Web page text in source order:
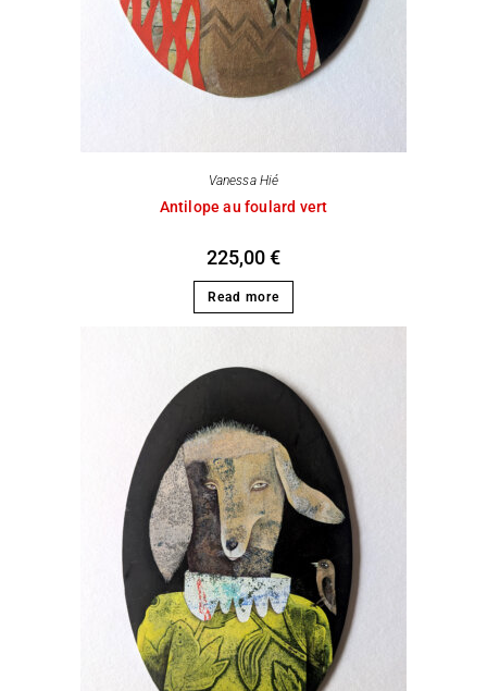
Vanessa Hié
Antilope au foulard vert
225,00€
Read more